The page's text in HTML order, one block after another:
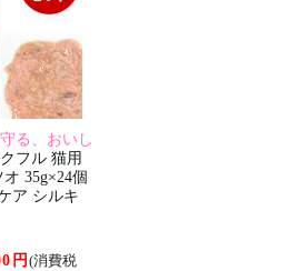
る、おいし
フル 猫用
35g×24個
ア シルキ
円(消費税